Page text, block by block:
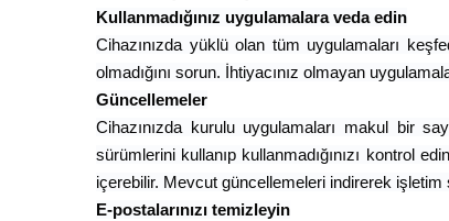
Kullanmadığınız uygulamalara veda edin
Cihazınızda yüklü olan tüm uygulamaları
olmadığını sorun. İhtiyacınız olmayan
Güncellemeler
Cihazınızda kurulu uygulamaları makul bir
sürümlerini kullanıp kullanmadığınızı kontrol
içerebilir. Mevcut güncellemeleri indirerek işletim
E-postalarınızı temizleyin